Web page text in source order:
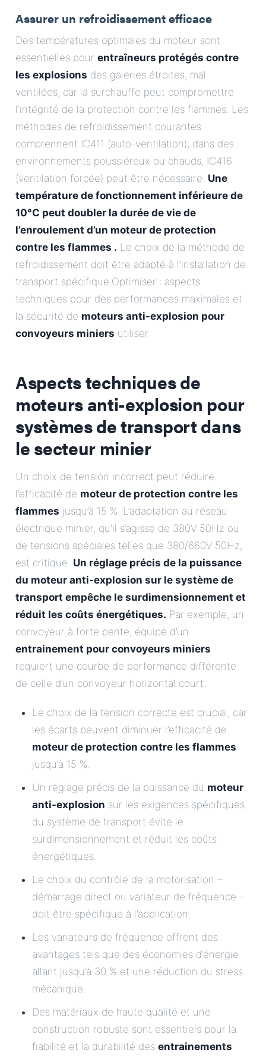
Assurer un refroidissement efficace
Des températures optimales du moteur sont
essentielles pour entraîneurs protégés contre
les explosions des galeries étroites, mal
ventilées, car la surchauffe peut compromettre
l’intégrité de la protection contre les flammes. Les
méthodes de refroidissement courantes
comprennent IC411 (auto-ventilation); dans des
environnements poussiéreux ou chauds, IC416
(ventilation forcée) peut être nécessaire. Une
température de fonctionnement inférieure de
10°C peut doubler la durée de vie de
l’enroulement d’un moteur de protection
contre les flammes . Le choix de la méthode de
refroidissement doit être adapté à l’installation de
transport spécifique.Optimiser : aspects
techniques pour des performances maximales et
la sécurité de moteurs anti-explosion pour
convoyeurs miniers utiliser
Aspects techniques de
moteurs anti-explosion pour
systèmes de transportdans
le secteur minier
Un choix de tension incorrect peut réduire
l’efficacité de moteur de protection contre les
flammes jusqu’à 15 %. L’adaptation au réseau
électrique minier, qu’il s’agisse de 380V 50Hz ou
de tensions spéciales telles que 380/660V 50Hz,
est critique. Un réglage précis de la puissance
du moteur anti-explosion sur le système de
transport empêche le surdimensionnement et
réduit les coûts énergétiques. Par exemple, un
convoyeur à forte pente, équipé d’un
entrainement pour convoyeurs miniers
requiert une courbe de performance différente
de celle d’un convoyeur horizontal court.
Le choix de la tension correcte est crucial, car
les écarts peuvent diminuer l’efficacité de
moteur de protection contre les flammes
jusqu’à 15 %.
Un réglage précis de la puissance du moteur
anti-explosion sur les exigences spécifiques
du système de transport évite le
surdimensionnement et réduit les coûts
énergétiques.
Le choix du contrôle de la motorisation –
démarrage direct ou variateur de fréquence –
doit être spécifique à l’application.
Les variateurs de fréquence offrent des
avantages tels que des économies d’énergie
allant jusqu’à 30 % et une réduction du stress
mécanique.
Des matériaux de haute qualité et une
construction robuste sont essentiels pour la
fiabilité et la durabilité des entrainements